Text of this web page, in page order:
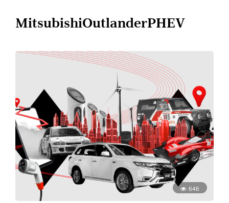
MitsubishiOutlanderPHEV
646